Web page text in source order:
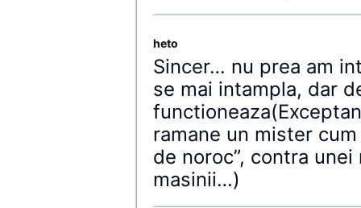
heto
Sincer… nu prea am
se mai intampla, dar
ramane un mister
de noroc”, contra
masinii…)